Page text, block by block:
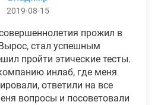
2019-08-15
прожил в
стал успешным
пройти этические тесты.
инлаб, где меня
ответили на все
вопросы и посоветовали